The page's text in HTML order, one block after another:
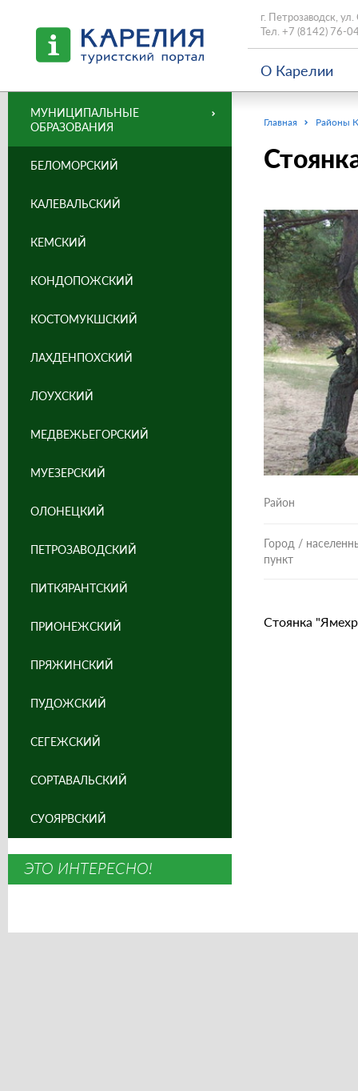
г. Петрозаводск,
Тел. +7 (8142) 76-
О Карелии
Главная Районы
Район
Город /
пункт
Стоянка
МУНИЦИПАЛЬНЫЕ
ОБРАЗОВАНИЯ
БЕЛОМОРСКИЙ
КАЛЕВАЛЬСКИЙ
КЕМСКИЙ
КОНДОПОЖСКИЙ
КОСТОМУКШСКИЙ
ЛАХДЕНПОХСКИЙ
ЛОУХСКИЙ
МЕДВЕЖЬЕГОРСКИЙ
МУЕЗЕРСКИЙ
ОЛОНЕЦКИЙ
ПЕТРОЗАВОДСКИЙ
ПИТКЯРАНТСКИЙ
ПРИОНЕЖСКИЙ
ПРЯЖИНСКИЙ
ПУДОЖСКИЙ
СЕГЕЖСКИЙ
СОРТАВАЛЬСКИЙ
СУОЯРВСКИЙ
ЭТО ИНТЕРЕСНО!